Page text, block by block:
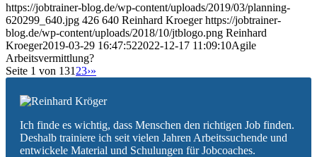
https://jobtrainer-blog.de/wp-content/uploads/2019/03/planning-
620299_640.jpg 426 640 Reinhard Kroeger https://jobtrainer-
blog.de/wp-content/uploads/2018/10/jtblogo.png Reinhard
Kroeger2019-03-29 16:47:522022-12-17 11:09:10Agile
Arbeitsvermittlung?
Seite 1 von 131 23›»
Ich finde es wichtig, dass Menschen den richtigen Job finden.
Deshalb trainiere ich seit vielen Jahren Arbeitssuchende und
entwickele Material und Schulungen für Jobcoaches.